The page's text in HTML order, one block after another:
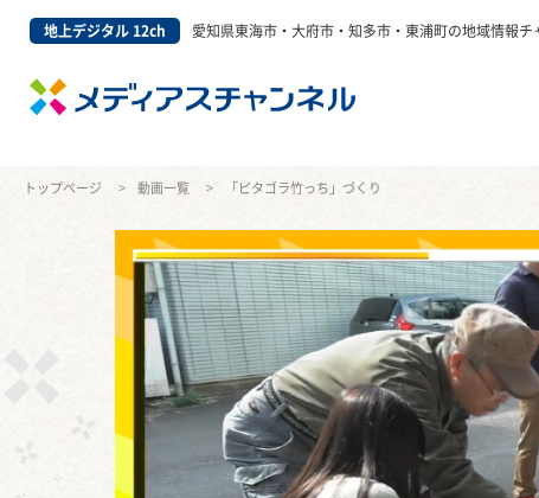
地上デジタル 12ch 愛知県東海市・大府市・知多市・東浦町の地域情報チ
トップページ 動画一覧 「ピタゴラ竹っち」づくり